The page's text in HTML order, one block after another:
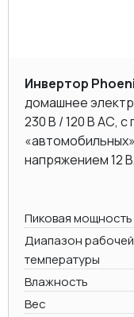
Инвертор
домашнее
230 В / 120 В AC,
напряжением 12
Пиковая мощность
Диапазон рабочей
температуры
Влажность
Вес